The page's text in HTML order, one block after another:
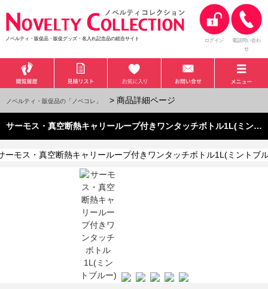
ノベルティ・販促品・販促グッズ・名入れ記念品の総合サイト ログイン
電話問い合わ
せ
ノベルティ・販促品の「ノベコレ」 > 商品詳細ページ
サーモス・真空断熱キャリーループ付きワンタッチボトル1L(ミントブルー)